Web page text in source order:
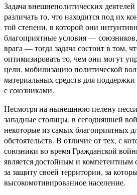
Задача внешнеполитических
различать то, что находится под их
той степени, в которой они
благоприятные условия —
врага — тогда задача состоит в том,
оптимизировать то, чем они могут
цели, мобилизацию политической
материальных средств для
с союзниками.
Несмотря на нынешнюю пелену
западные столицы, в сегодняшней
некоторые из самых благоприятных
обстоятельств. В отличие от тех, с
союзники во время Гражданской
является достойным и
за защиту своей территории, за
высокомотивированное население.